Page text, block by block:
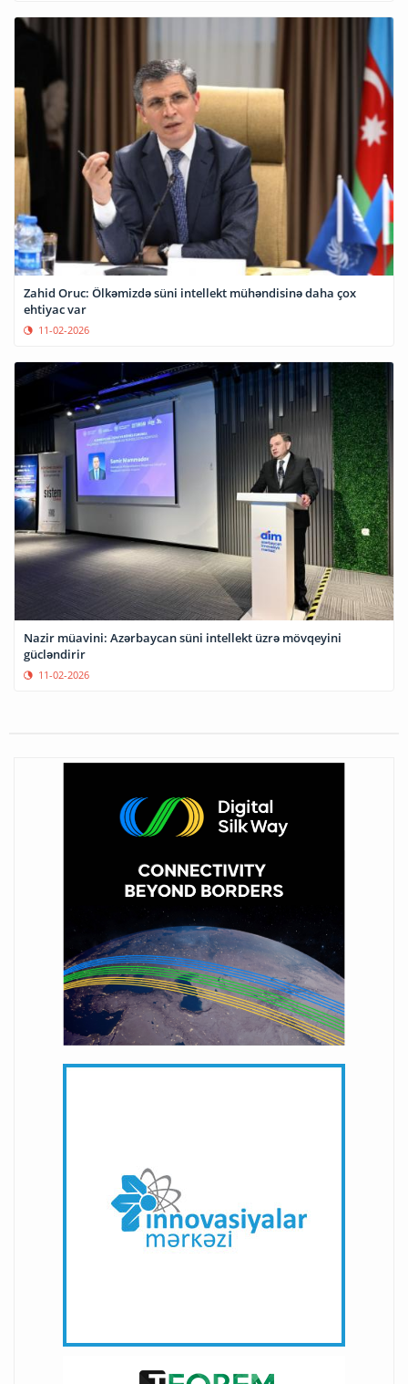
Zahid Oruc: Ölkəmizdə süni intellekt mühəndisinə daha çox
ehtiyac var
11-02-2026
Nazir müavini: Azərbaycan süni intellekt üzrə mövqeyini
gücləndirir
11-02-2026